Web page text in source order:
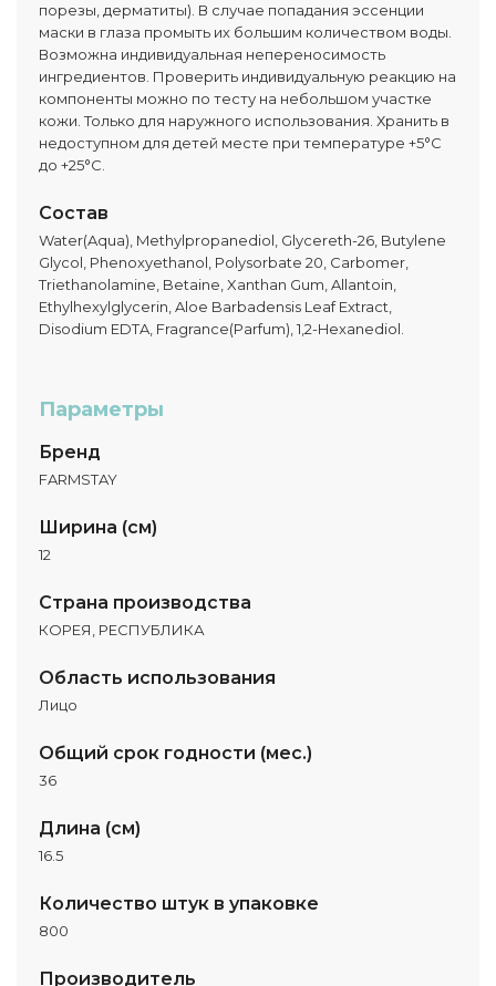
порезы, дерматиты). В случае попадания эссенции
маски в глаза промыть их большим количеством воды.
Возможна индивидуальная непереносимость
ингредиентов. Проверить индивидуальную реакцию на
компоненты можно по тесту на небольшом участке
кожи. Только для наружного использования. Хранить в
недоступном для детей месте при температуре +5°C
до +25°C.
Состав
Water(Aqua), Methylpropanediol, Glycereth-26, Butylene
Glycol, Phenoxyethanol, Polysorbate 20, Carbomer,
Triethanolamine, Betaine, Xanthan Gum, Allantoin,
Ethylhexylglycerin, Aloe Barbadensis Leaf Extract,
Disodium EDTA, Fragrance(Parfum), 1,2-Hexanediol.
Параметры
Бренд
FARMSTAY
Ширина (см)
12
Страна производства
КОРЕЯ, РЕСПУБЛИКА
Область использования
Лицо
Общий срок годности (мес.)
36
Длина (см)
16.5
Количество штук в упаковке
800
Производитель